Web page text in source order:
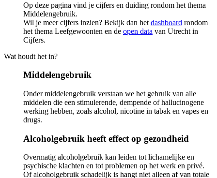
Op deze pagina vind je cijfers en duiding rondom het thema
Middelengebruik.
Wil je meer cijfers inzien? Bekijk dan het dashboard rondom
het thema Leefgewoonten en de open data van Utrecht in
Cijfers.
Wat houdt het in?
Middelengebruik
Onder middelengebruik verstaan we het gebruik van alle
middelen die een stimulerende, dempende of hallucinogene
werking hebben, zoals alcohol, nicotine in tabak en vapes en
drugs.
Alcoholgebruik heeft effect op gezondheid
Overmatig alcoholgebruik kan leiden tot lichamelijke en
psychische klachten en tot problemen op het werk en privé.
Of alcoholgebruik schadelijk is hangt niet alleen af van totale